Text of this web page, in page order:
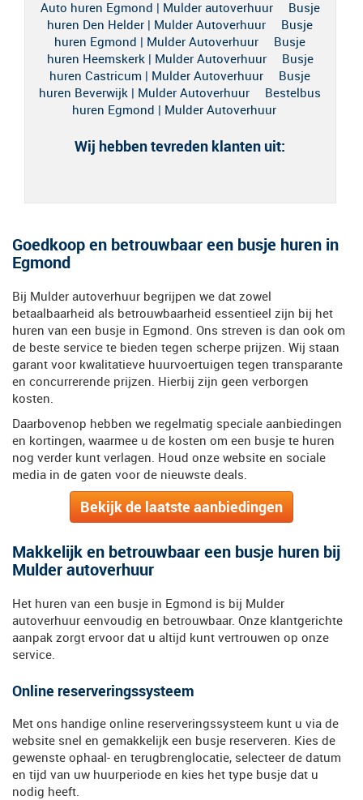
Auto huren Egmond | Mulder autoverhuur
Busje
huren Den Helder | Mulder Autoverhuur
Busje
huren Egmond | Mulder Autoverhuur
Busje
huren Heemskerk | Mulder Autoverhuur
Busje
huren Castricum | Mulder Autoverhuur
Busje
huren Beverwijk | Mulder Autoverhuur
Bestelbus
huren Egmond | Mulder Autoverhuur
Wij hebben tevreden klanten uit:
Goedkoop en betrouwbaar een busje huren in
Egmond
Bij Mulder autoverhuur begrijpen we dat zowel
betaalbaarheid als betrouwbaarheid essentieel zijn bij het
huren van een busje in Egmond. Ons streven is dan ook om
de beste service te bieden tegen scherpe prijzen. Wij staan
garant voor kwalitatieve huurvoertuigen tegen transparante
en concurrerende prijzen. Hierbij zijn geen verborgen
kosten.
Daarbovenop hebben we regelmatig speciale aanbiedingen
en kortingen, waarmee u de kosten om een busje te huren
nog verder kunt verlagen. Houd onze website en sociale
media in de gaten voor de nieuwste deals.
Bekijk de laatste aanbiedingen
Makkelijk en betrouwbaar een busje huren bij
Mulder autoverhuur
Het huren van een busje in Egmond is bij Mulder
autoverhuur eenvoudig en betrouwbaar. Onze klantgerichte
aanpak zorgt ervoor dat u altijd kunt vertrouwen op onze
service.
Online reserveringssysteem
Met ons handige online reserveringssysteem kunt u via de
website snel en gemakkelijk een busje reserveren. Kies de
gewenste ophaal- en terugbrenglocatie, selecteer de datum
en tijd van uw huurperiode en kies het type busje dat u
nodig heeft.